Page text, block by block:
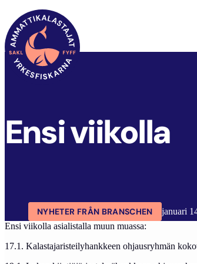
FYFF ARTIKLAR
Ensi viikolla
NYHETER FRÅN BRANSCHEN
januari
Ensi viikolla asialistalla muun muassa:
17.1. Kalastajaristeilyhankkeen ohjausryhmän